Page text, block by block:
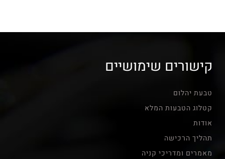
קישורים שימושיים
טבעת יהלום
קטלוג הטבעות המלא
אודות
תהליך הרכישה
מאמרים ומדריכי קניה